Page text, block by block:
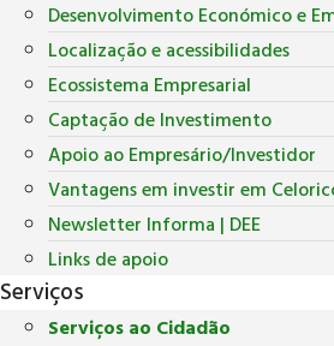
Desenvolvimento Económico e
Localização e acessibilidades
Ecossistema Empresarial
Captação de Investimento
Apoio ao Empresário/Investidor
Vantagens em investir em
Newsletter Informa | DEE
Links de apoio
Serviços
Serviços ao Cidadão